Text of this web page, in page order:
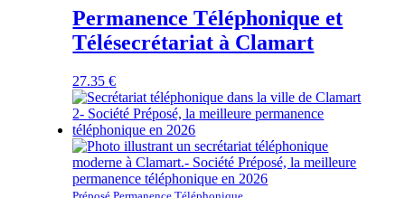
Permanence Téléphonique et
Télésecrétariat à Clamart
27.35€